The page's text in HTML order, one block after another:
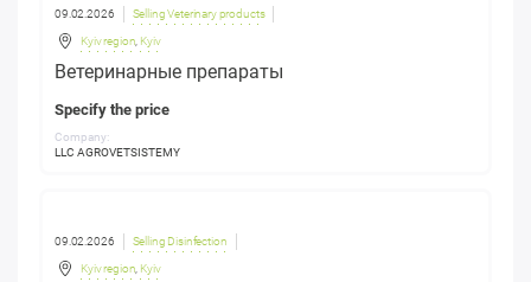
09.02.2026 Selling Veterinary products
Kyiv region, Kyiv
Ветеринарные препараты
Specify the price
Company:
LLC AGROVETSISTEMY
09.02.2026 Selling Disinfection
Kyiv region, Kyiv